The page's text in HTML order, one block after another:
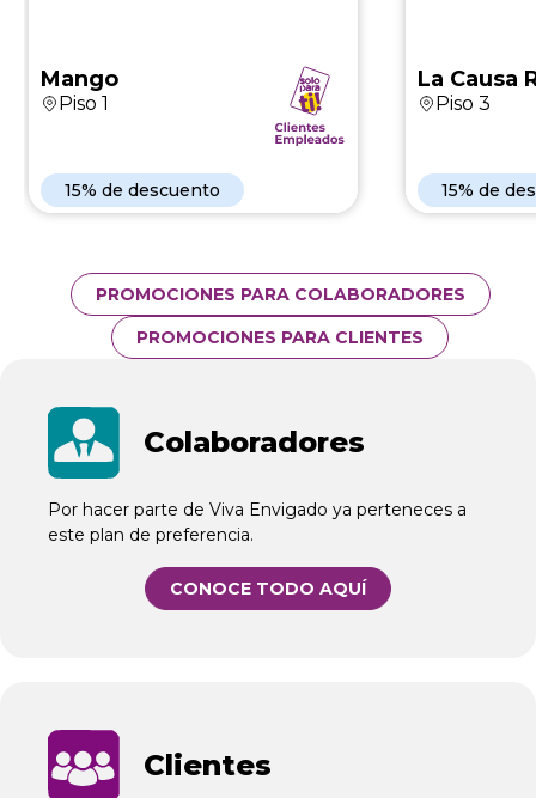
Mango
Piso 1
15% de descuento
La Causa
Piso 3
15% de
PROMOCIONES PARA COLABORADORES
PROMOCIONES PARA CLIENTES
SVG
Colaboradores
Por hacer parte de Viva Envigado ya perteneces a
este plan de preferencia.
CONOCE TODO AQUÍ
SVG
Clientes